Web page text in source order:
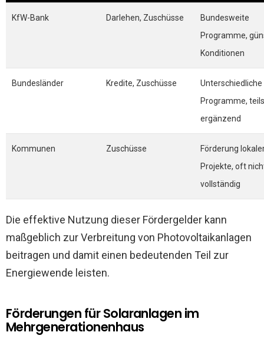
KfW-Bank Darlehen, Zuschüsse
Bundesweite
Programme,
Konditionen
Bundesländer Kredite, Zuschüsse
Unterschiedliche
Programme, teils
ergänzend
Kommunen Zuschüsse
Förderung
Projekte, oft
vollständig
Die effektive Nutzung dieser Fördergelder kann
maßgeblich zur Verbreitung von Photovoltaikanlagen
beitragen und damit einen bedeutenden Teil zur
Energiewende leisten.
Förderungen für Solaranlagen im
Mehrgenerationenhaus